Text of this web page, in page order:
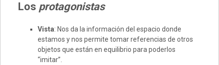
Los protagonistas
Vista: Nos da la información del espacio donde
estamos y nos permite tomar referencias de otros
objetos que están en equilibrio para poderlos
“imitar”.